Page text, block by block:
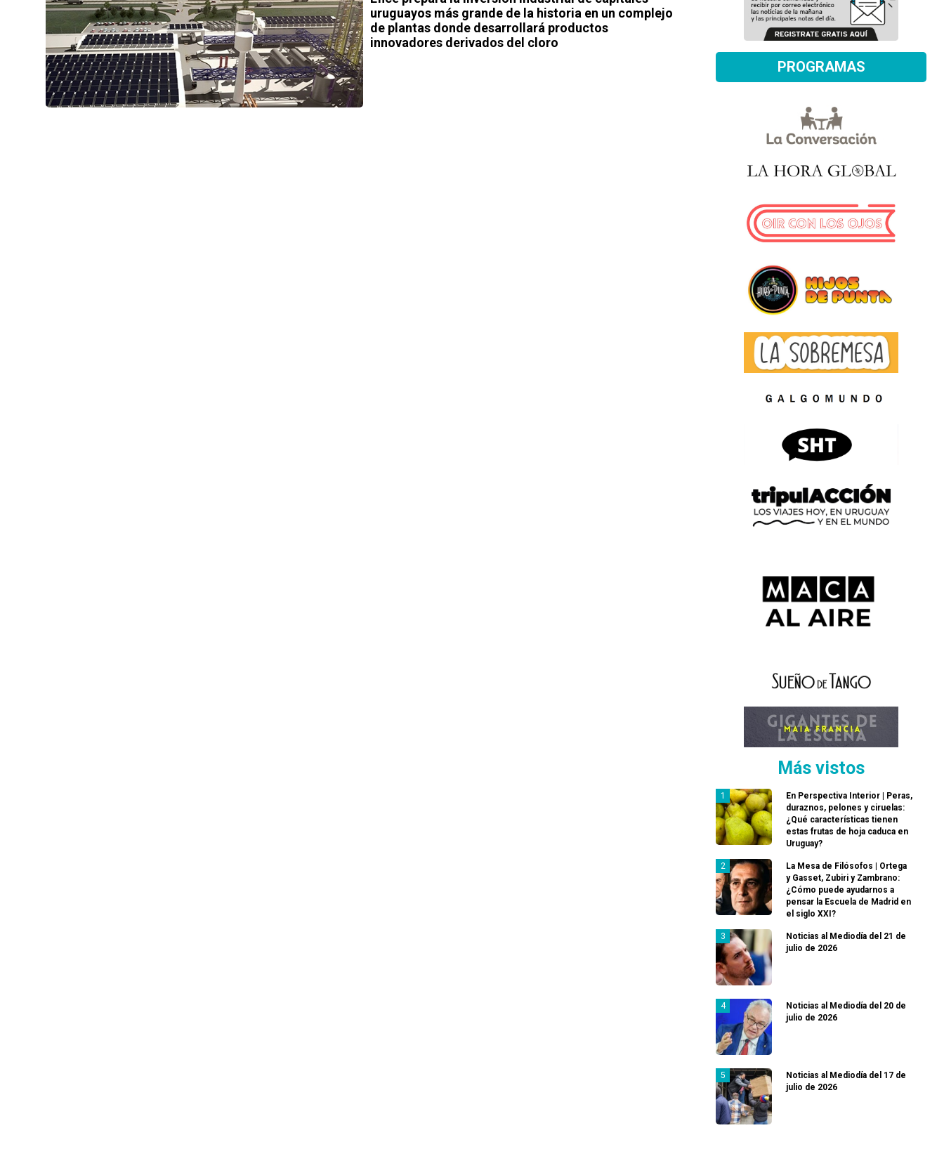
uruguayos más grande de la historia en un complejo
de plantas donde desarrollará productos
innovadores derivados del cloro
PROGRAMAS
Más vistos
En Perspectiva Interior | Peras,
duraznos, pelones y ciruelas:
¿Qué características tienen
estas frutas de hoja caduca en
Uruguay?
La Mesa de Filósofos | Ortega
y Gasset, Zubiri y Zambrano:
¿Cómo puede ayudarnos a
pensar la Escuela de Madrid en
el siglo XXI?
Noticias al Mediodía del 21 de
julio de 2026
Noticias al Mediodía del 20 de
julio de 2026
Noticias al Mediodía del 17 de
julio de 2026